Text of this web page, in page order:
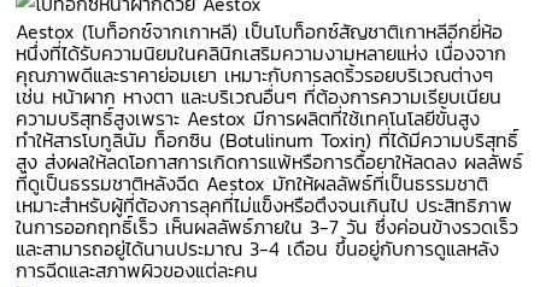
Aestox (โบท็อกซ์จากเกาหลี) เป็นโบท็อกซ์สัญชาติเกาหลีอีกยี่ห้อ
หนึ่งที่ได้รับความนิยมในคลินิกเสริมความงามหลายแห่ง เนื่องจาก
คุณภาพดีและราคาย่อมเยา เหมาะกับการลดริ้วรอยบริเวณต่างๆ
เช่น หน้าผาก หางตา และบริเวณอื่นๆ ที่ต้องการความเรียบเนียน
ความบริสุทธิ์สูงเพราะ Aestox มีการผลิตที่ใช้เทคโนโลยีขั้นสูง
ทำให้สารโบทูลินัม ท็อกซิน (Botulinum Toxin) ที่ได้มีความบริสุทธิ์
สูง ส่งผลให้ลดโอกาสการเกิดการแพ้หรือการดื้อยาให้ลดลง ผลลัพธ์
ที่ดูเป็นธรรมชาติหลังฉีด Aestox มักให้ผลลัพธ์ที่เป็นธรรมชาติ
เหมาะสำหรับผู้ที่ต้องการลุคที่ไม่แข็งหรือตึงจนเกินไป ประสิทธิภาพ
ในการออกฤทธิ์เร็ว เห็นผลลัพธ์ภายใน 3-7 วัน ซึ่งค่อนข้างรวดเร็ว
และสามารถอยู่ได้นานประมาณ 3-4 เดือน ขึ้นอยู่กับการดูแลหลัง
การฉีดและสภาพผิวของแต่ละคน